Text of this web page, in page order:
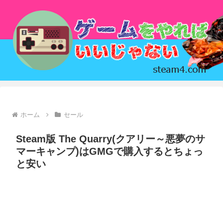
ホーム セール
Steam版 The Quarry(クアリー～悪夢のサ
マーキャンプ)はGMGで購入するとちょっ
と安い